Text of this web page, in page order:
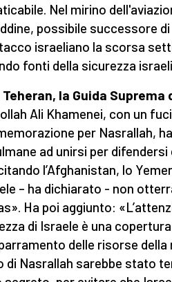
Nel mirino
possibile successore
israeliano la scorsa
fonti della sicurezza
Teheran, la Guida
Ali Khamenei, con un
per Nasrallah,
ad unirsi per
l’Afghanistan, lo
– ha dichiarato - non
Ha poi aggiunto:
di Israele è una
delle risorse
di Nasrallah sarebbe stato